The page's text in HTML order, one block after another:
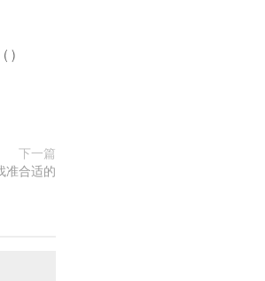
( )
下一篇
准合适的